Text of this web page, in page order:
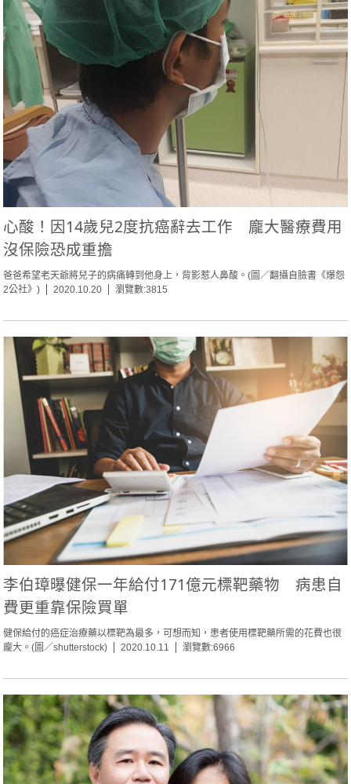
心酸！因14歲兒2度抗癌辭去工作 龐大醫療費用
沒保險恐成重擔
爸爸希望老天爺將兒子的病痛轉到他身上，背影惹人鼻酸。(圖／翻攝自臉書《爆怨
2公社》)
2020.10.20 瀏覽數:3815
李伯璋曝健保一年給付171億元標靶藥物 病患自
費更重靠保險買單
健保給付的癌症治療藥以標靶為最多，可想而知，患者使用標靶藥所需的花費也很
龐大。(圖／shutterstock)
2020.10.11 瀏覽數:6966